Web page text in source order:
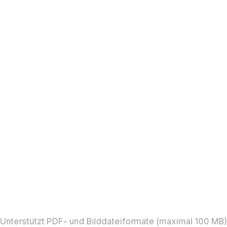
Unterstützt PDF- und Bilddateiformate (maximal 100 MB)